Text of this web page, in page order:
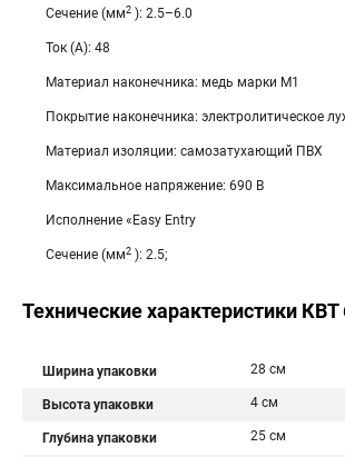
Сечение (мм2 ): 2.5–6.0
Ток (А): 48
Материал наконечника: медь марки М1
Покрытие наконечника: электролитическое
Материал изоляции: самозатухающий ПВХ
Максимальное напряжение: 690 В
Исполнение «Easy Entry
Сечение (мм2 ): 2.5;
Технические характеристики КВТ
Ширина упаковки 28 см
Высота упаковки 4 см
Глубина упаковки 25 см